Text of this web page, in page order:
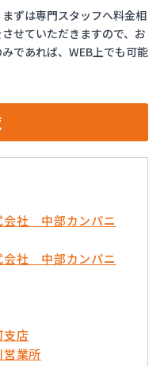
ずは専門スタッフへ料金相
せていただきますので、お
であれば、WEB上でも可能
会社 中部カンパニ
会社 中部カンパニ
店
業所